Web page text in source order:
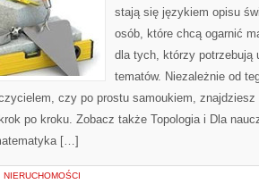
stają się językiem opisu
osób, które chcą ogarnić
dla tych, którzy potrzebują
tematów. Niezależnie od
czy po prostu samoukiem,
po kroku. Zobacz także Topologia i Dla
[…]
NIERUCHOMOŚCI